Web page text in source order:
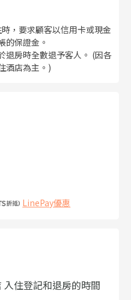
，要求顧客以信用卡或現金
的保證金。
退房時全數退予客人。 (因各
酒店為主。)
LinePay優惠
住登記和退房的時間